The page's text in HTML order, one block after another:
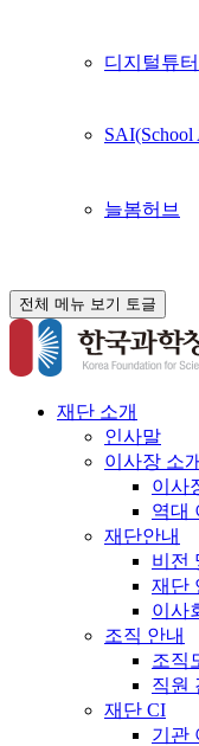
디지털튜터
SAI(School
늘봄허브
전체 메뉴 보기 토글
재단 소개
인사말
이사장 소개
이사
역대
재단안내
비전
재단
이사
조직 안내
조직
직원
재단 CI
기관